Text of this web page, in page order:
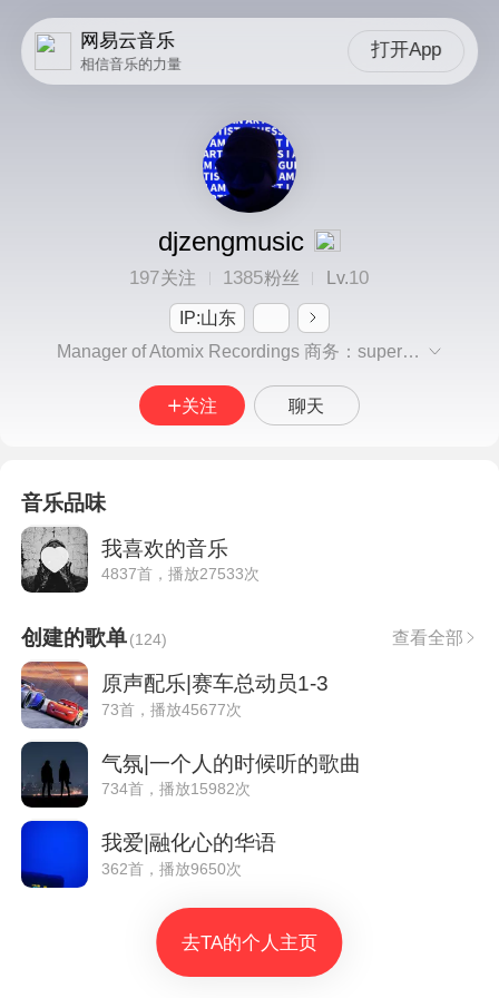
网易云音乐
相信音乐的力量
打开App
djzengmusic
197关注 1385粉丝 Lv.10
IP:山东
Manager of Atomix Recordings 商务：supersweetietrap
关注 聊天
音乐品味
我喜欢的音乐
4837首，播放27533次
创建的歌单(124) 查看全部
原声配乐|赛车总动员1-3
73首，播放45677次
气氛|一个人的时候听的歌曲
734首，播放15982次
我爱|融化心的华语
362首，播放9650次
去TA的个人主页